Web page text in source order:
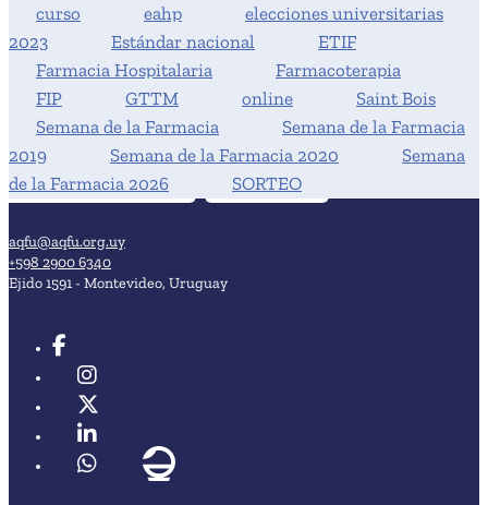
curso
eahp
elecciones universitarias
2023
Estándar nacional
ETIF
Farmacia Hospitalaria
Farmacoterapia
FIP
GTTM online
Saint Bois
Semana de la Farmacia
Semana de la Farmacia
2019
Semana de la Farmacia 2020
Semana
de la Farmacia 2026
SORTEO
aqfu@aqfu.org.uy
+598 2900 6340
Ejido 1591 - Montevideo, Uruguay